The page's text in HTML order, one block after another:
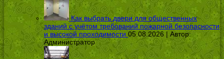
Как выбрать двери для общественных
зданий с учётом требований пожарной безопасности
и высокой проходимости 05.08.2026 | Автор:
Администратор